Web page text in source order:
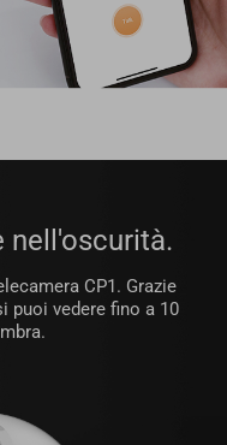
nell'oscurità.
CP1. Grazie
puoi vedere fino a 10